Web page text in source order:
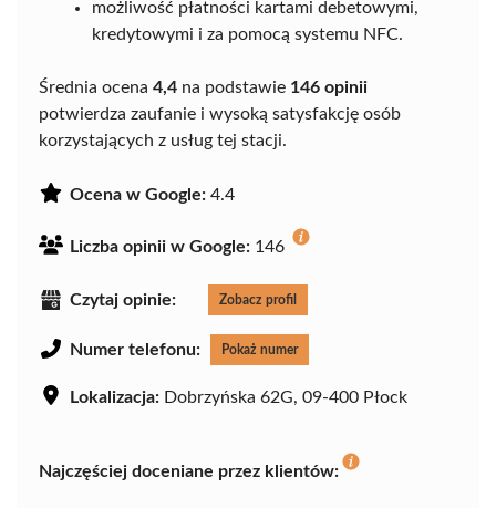
możliwość płatności kartami debetowymi,
kredytowymi i za pomocą systemu NFC.
Średnia ocena 4,4 na podstawie 146 opinii
potwierdza zaufanie i wysoką satysfakcję osób
korzystających z usług tej stacji.
Ocena w Google: 4.4
Liczba opinii w Google: 146
Czytaj opinie: Zobacz profil
Numer telefonu: Pokaż numer
Lokalizacja: Dobrzyńska 62G, 09-400 Płock
Najczęściej doceniane przez klientów: